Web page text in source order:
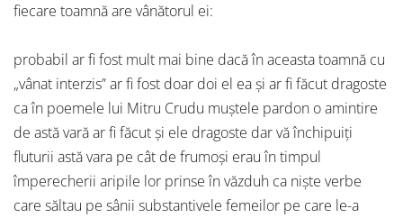
fiecare toamnă are vânătorul ei:
probabil ar fi fost mult mai bine dacă în aceasta toamnă cu
„vânat interzis” ar fi fost doar doi el ea și ar fi făcut dragoste
ca în poemele lui Mitru Crudu muștele pardon o amintire
de astă vară ar fi făcut și ele dragoste dar vă închipuiți
fluturii astă vara pe cât de frumoși erau în timpul
împerecherii aripile lor prinse în văzduh ca niște verbe
care săltau pe sânii substantivele femeilor pe care le-a